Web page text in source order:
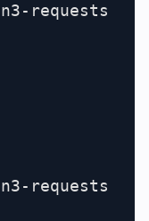
requests
requests